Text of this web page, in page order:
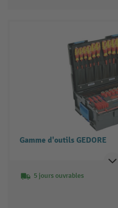
Gamme d'outils GEDORE
5 jours ouvrables